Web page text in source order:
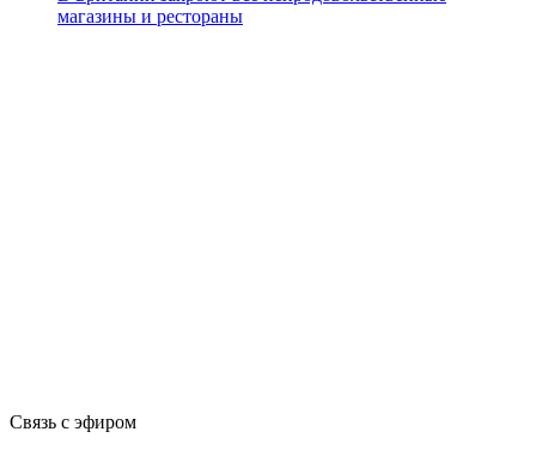
магазины и рестораны
Связь с эфиром